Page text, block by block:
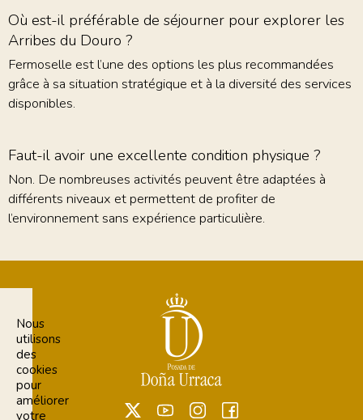
Où est-il préférable de séjourner pour explorer les
Arribes du Douro ?
Fermoselle est l’une des options les plus recommandées
grâce à sa situation stratégique et à la diversité des services
disponibles.
Faut-il avoir une excellente condition physique ?
Non. De nombreuses activités peuvent être adaptées à
différents niveaux et permettent de profiter de
l’environnement sans expérience particulière.
Nous
utilisons
des
cookies
pour
améliorer
votre